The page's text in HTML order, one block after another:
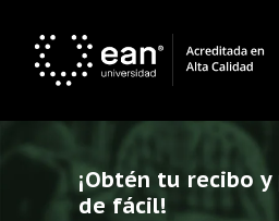
¡Obtén tu recibo
de fácil!